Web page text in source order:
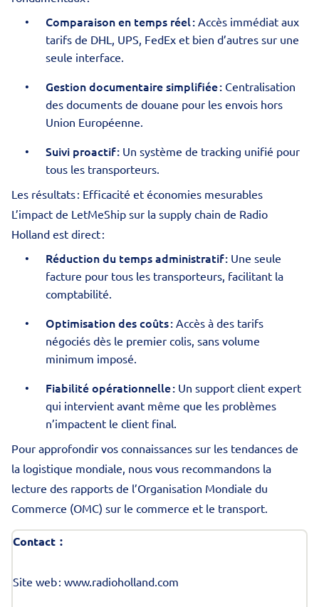
Comparaison en temps réel : Accès immédiat aux
tarifs de DHL, UPS, FedEx et bien d’autres sur une
seule interface.
Gestion documentaire simplifiée : Centralisation
des documents de douane pour les envois hors
Union Européenne.
Suivi proactif : Un système de tracking unifié pour
tous les transporteurs.
Les résultats : Efficacité et économies mesurables
L’impact de LetMeShip sur la supply chain de Radio
Holland est direct :
Réduction du temps administratif : Une seule
facture pour tous les transporteurs, facilitant la
comptabilité.
Optimisation des coûts : Accès à des tarifs
négociés dès le premier colis, sans volume
minimum imposé.
Fiabilité opérationnelle : Un support client expert
qui intervient avant même que les problèmes
n’impactent le client final.
Pour approfondir vos connaissances sur les tendances de
la logistique mondiale, nous vous recommandons la
lecture des rapports de l’Organisation Mondiale du
Commerce (OMC) sur le commerce et le transport.
Contact :
Site web : www.radioholland.com